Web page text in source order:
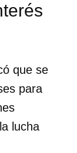
que se
para
lucha